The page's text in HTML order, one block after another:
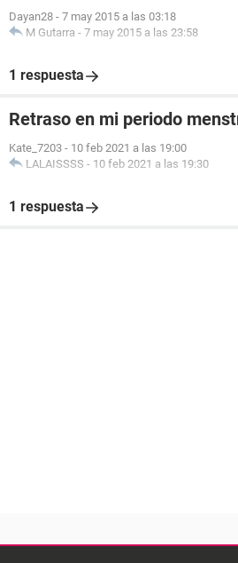
Dayan28 - 7 may 2015 a las 03:18
M Gutarra - 7 may 2015 a las 23:58
1 respuesta
Retraso en mi periodo
Kate_7203 - 10 feb 2021 a las 19:00
LALAISSSS - 10 feb 2021 a las 19:30
1 respuesta